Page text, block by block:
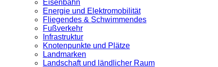
Eisenbahn
Energie und Elektromobilität
Fliegendes & Schwimmendes
Fußverkehr
Infrastruktur
Knotenpunkte und Plätze
Landmarken
Landschaft und ländlicher Raum